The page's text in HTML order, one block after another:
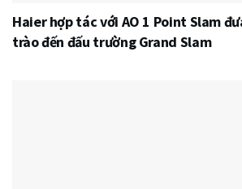
Haier hợp tác với AO 1 Point Slam
trào đến đấu trường Grand Slam